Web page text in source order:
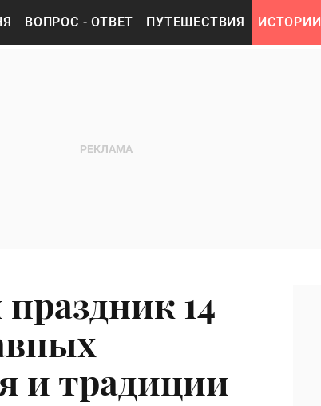
ВОПРОС - ОТВЕТ ПУТЕШЕСТВИЯ ИСТОРИИ
14
и традиции